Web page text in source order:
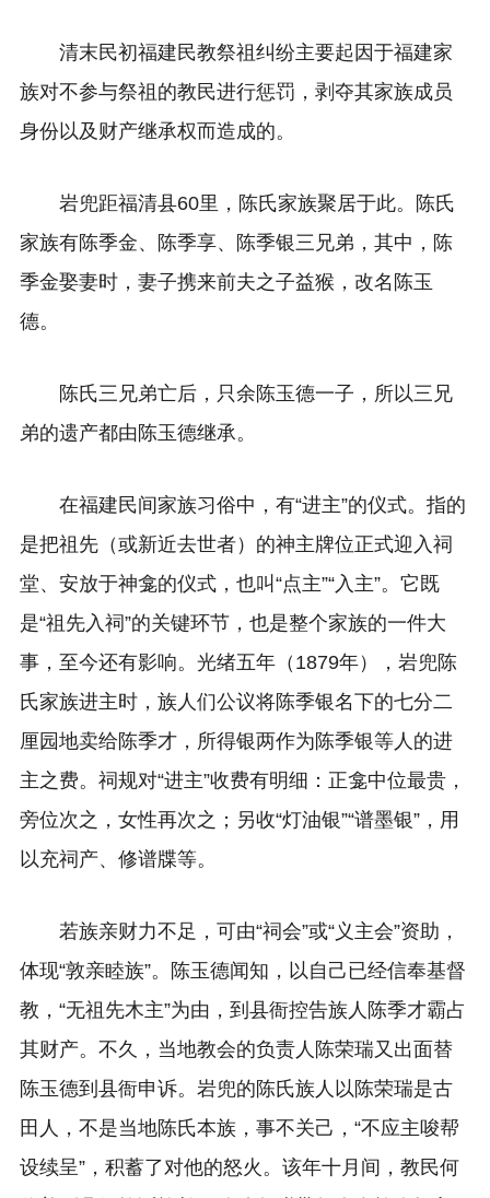
清末民初福建民教祭祖纠纷主要起因于福建家
族对不参与祭祖的教民进行惩罚，剥夺其家族成员
身份以及财产继承权而造成的。
岩兜距福清县60里，陈氏家族聚居于此。陈氏
家族有陈季金、陈季享、陈季银三兄弟，其中，陈
季金娶妻时，妻子携来前夫之子益猴，改名陈玉
德。
陈氏三兄弟亡后，只余陈玉德一子，所以三兄
弟的遗产都由陈玉德继承。
在福建民间家族习俗中，有“进主”的仪式。指的
是把祖先（或新近去世者）的神主牌位正式迎入祠
堂、安放于神龛的仪式，也叫“点主”“入主”。它既
是“祖先入祠”的关键环节，也是整个家族的一件大
事，至今还有影响。光绪五年（1879年），岩兜陈
氏家族进主时，族人们公议将陈季银名下的七分二
厘园地卖给陈季才，所得银两作为陈季银等人的进
主之费。祠规对“进主”收费有明细：正龛中位最贵，
旁位次之，女性再次之；另收“灯油银”“谱墨银”，用
以充祠产、修谱牒等。
若族亲财力不足，可由“祠会”或“义主会”资助，
体现“敦亲睦族”。陈玉德闻知，以自己已经信奉基督
教，“无祖先木主”为由，到县衙控告族人陈季才霸占
其财产。不久，当地教会的负责人陈荣瑞又出面替
陈玉德到县衙申诉。岩兜的陈氏族人以陈荣瑞是古
田人，不是当地陈氏本族，事不关己，“不应主唆帮
设续呈”，积蓄了对他的怒火。该年十月间，教民何